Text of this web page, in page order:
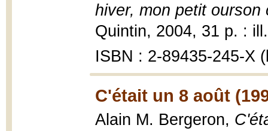
hiver, mon petit ourson
Quintin, 2004, 31 p. :
ISBN : 2-89435-245-X
C'était un 8 août
Alain M. Bergeron,